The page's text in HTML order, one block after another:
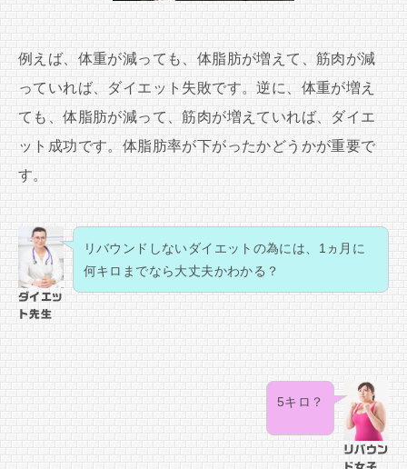
例えば、体重が減っても、体脂肪が増えて、筋肉が減
っていれば、ダイエット失敗です。逆に、体重が増え
ても、体脂肪が減って、筋肉が増えていれば、ダイエ
ット成功です。体脂肪率が下がったかどうかが重要で
す。
ダイエッ
ト先生
リバウンドしないダイエットの為には、1ヵ月に
何キロまでなら大丈夫かわかる？
リバウン
ド女子
5キロ？